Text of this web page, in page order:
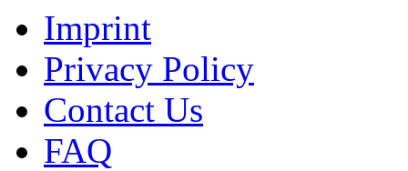
Imprint
Privacy Policy
Contact Us
FAQ